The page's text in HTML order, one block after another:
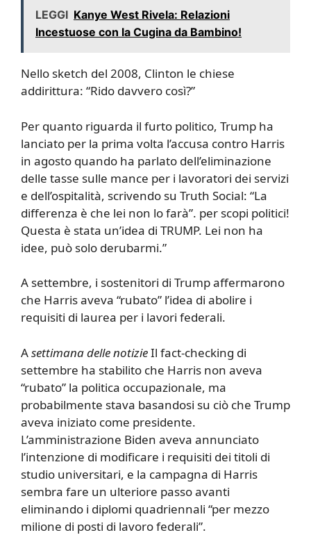
LEGGI Kanye West Rivela: Relazioni
Incestuose con la Cugina da Bambino!
Nello sketch del 2008, Clinton le chiese
addirittura: “Rido davvero così?”
Per quanto riguarda il furto politico, Trump ha
lanciato per la prima volta l’accusa contro Harris
in agosto quando ha parlato dell’eliminazione
delle tasse sulle mance per i lavoratori dei servizi
e dell’ospitalità, scrivendo su Truth Social: “La
differenza è che lei non lo farà”. per scopi politici!
Questa è stata un’idea di TRUMP. Lei non ha
idee, può solo derubarmi.”
A settembre, i sostenitori di Trump affermarono
che Harris aveva “rubato” l’idea di abolire i
requisiti di laurea per i lavori federali.
Asettimana delle notizieIl fact-checking di
settembre ha stabilito che Harris non aveva
“rubato” la politica occupazionale, ma
probabilmente stava basandosi su ciò che Trump
aveva iniziato come presidente.
L’amministrazione Biden aveva annunciato
l’intenzione di modificare i requisiti dei titoli di
studio universitari, e la campagna di Harris
sembra fare un ulteriore passo avanti
eliminando i diplomi quadriennali “per mezzo
milione di posti di lavoro federali”.